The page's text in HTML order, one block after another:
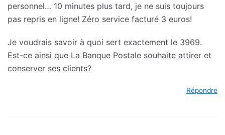
personnel… 10 minutes plus tard, je ne suis toujours
pas repris en ligne! Zéro service facturé 3 euros!
Je voudrais savoir à quoi sert exactement le 3969.
Est-ce ainsi que La Banque Postale souhaite attirer et
conserver ses clients?
Répondre